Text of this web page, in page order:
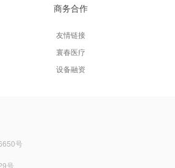
商务合作
友情链接
寰春医疗
设备融资
号
号